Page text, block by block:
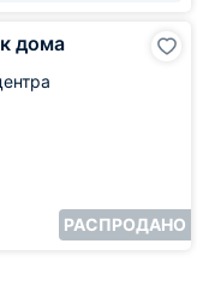
дома
РАСПРОДАНО